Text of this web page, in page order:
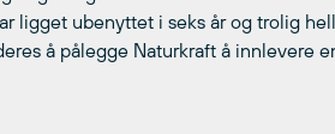
ligget ubenyttet i seks år og trolig
å pålegge Naturkraft å innlevere